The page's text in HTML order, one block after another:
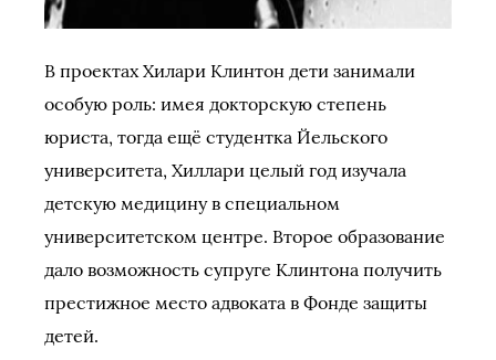
В проектах Хилари Клинтон дети занимали
особую роль: имея докторскую степень
юриста, тогда ещё студентка Йельского
университета, Хиллари целый год изучала
детскую медицину в специальном
университетском центре. Второе образование
дало возможность супруге Клинтона получить
престижное место адвоката в Фонде защиты
детей.